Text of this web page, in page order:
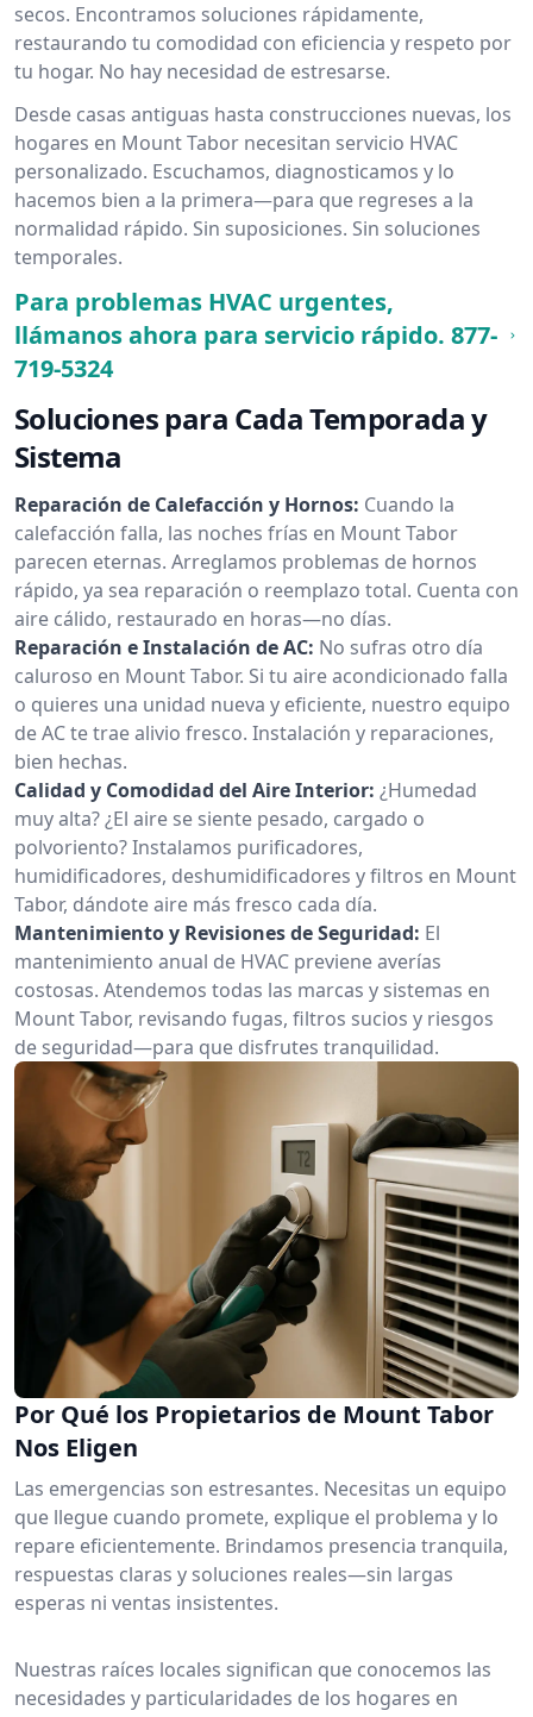
secos. Encontramos soluciones rápidamente,
restaurando tu comodidad con eficiencia y respeto por
tu hogar. No hay necesidad de estresarse.
Desde casas antiguas hasta construcciones nuevas, los
hogares en Mount Tabor necesitan servicio HVAC
personalizado. Escuchamos, diagnosticamos y lo
hacemos bien a la primera—para que regreses a la
normalidad rápido. Sin suposiciones. Sin soluciones
temporales.
Para problemas HVAC urgentes,
llámanos ahora para servicio rápido. 877-
719-5324
Soluciones para Cada Temporada y
Sistema
Reparación de Calefacción y Hornos: Cuando la
calefacción falla, las noches frías en Mount Tabor
parecen eternas. Arreglamos problemas de hornos
rápido, ya sea reparación o reemplazo total. Cuenta con
aire cálido, restaurado en horas—no días.
Reparación e Instalación de AC: No sufras otro día
caluroso en Mount Tabor. Si tu aire acondicionado falla
o quieres una unidad nueva y eficiente, nuestro equipo
de AC te trae alivio fresco. Instalación y reparaciones,
bien hechas.
Calidad y Comodidad del Aire Interior: ¿Humedad
muy alta? ¿El aire se siente pesado, cargado o
polvoriento? Instalamos purificadores,
humidificadores, deshumidificadores y filtros en Mount
Tabor, dándote aire más fresco cada día.
Mantenimiento y Revisiones de Seguridad: El
mantenimiento anual de HVAC previene averías
costosas. Atendemos todas las marcas y sistemas en
Mount Tabor, revisando fugas, filtros sucios y riesgos
de seguridad—para que disfrutes tranquilidad.
Por Qué los Propietarios de Mount Tabor
Nos Eligen
Las emergencias son estresantes. Necesitas un equipo
que llegue cuando promete, explique el problema y lo
repare eficientemente. Brindamos presencia tranquila,
respuestas claras y soluciones reales—sin largas
esperas ni ventas insistentes.
Nuestras raíces locales significan que conocemos las
necesidades y particularidades de los hogares en